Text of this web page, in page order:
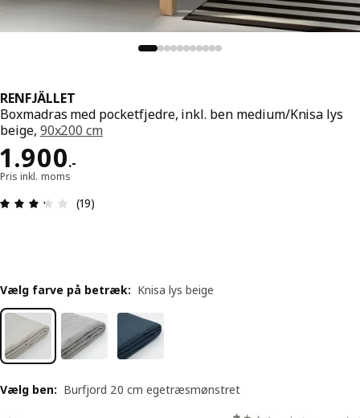
RENFJÄLLET
Boxmadras med pocketfjedre, inkl. ben medium/Knisa lys
beige, 90x200 cm
1.900.-
Pris 1900.-
Pris inkl. moms
Anmeldelse: 3.3 Ud af 5 Stjerner. Anmeldelser i
(19)
Vælg farve på betræk: Knisa lys beige
Vælg ben: Burfjord 20 cm egetræsmønstret